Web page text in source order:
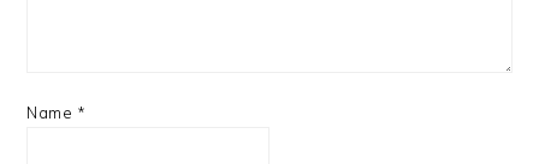
Name *